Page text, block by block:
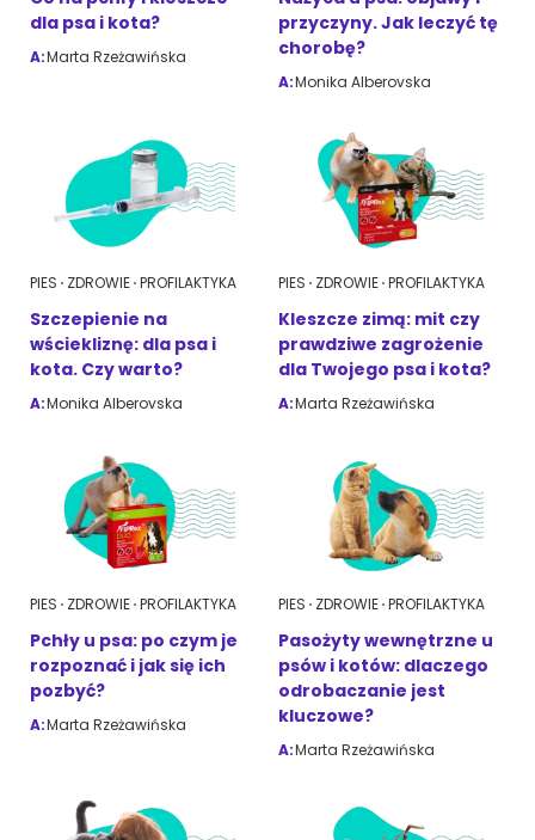
dla psa i kota?
A:Marta Rzeżawińska
przyczyny. Jak leczyć tę
chorobę?
A:Monika Alberovska
PIES ZDROWIE PROFILAKTYKA
Szczepienie na
wściekliznę: dla psa i
kota. Czy warto?
A:Monika Alberovska
PIES ZDROWIE PROFILAKTYKA
Kleszcze zimą: mit czy
prawdziwe zagrożenie
dla Twojego psa i kota?
A:Marta Rzeżawińska
PIES ZDROWIE PROFILAKTYKA
Pchły u psa: po czym je
rozpoznać i jak się ich
pozbyć?
A:Marta Rzeżawińska
PIES ZDROWIE PROFILAKTYKA
Pasożyty wewnętrzne u
psów i kotów: dlaczego
odrobaczanie jest
kluczowe?
A:Marta Rzeżawińska